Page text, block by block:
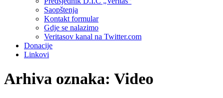
Saopštenja
Kontakt formular
Gdje se nalazimo
Veritasov kanal na Twitter.com
Donacije
Linkovi
Arhiva oznaka: Video